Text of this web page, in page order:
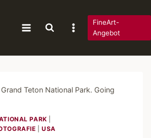
FineArt-
Angebot
Grand Teton National Park. Going
PARK
|USA